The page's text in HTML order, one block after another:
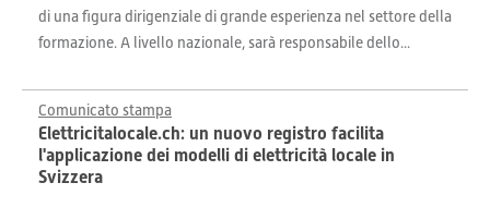
di una figura dirigenziale di grande esperienza nel settore della
formazione. A livello nazionale, sarà responsabile dello...
Comunicato stampa
Elettricitalocale.ch: un nuovo registro facilita
l'applicazione dei modelli di elettricità locale in
Svizzera